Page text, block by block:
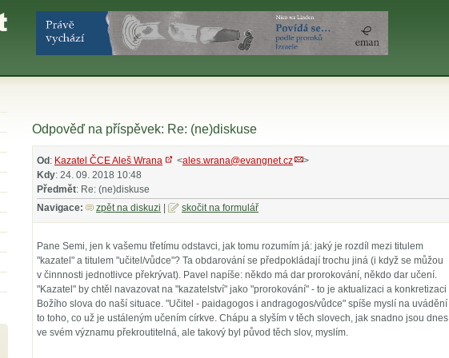
Odpověď na příspěvek: Re: (ne)diskuse
Od : Kazatel ČCE Aleš Wrana <ales.wrana@evangnet.cz
>
Kdy: 24. 09. 2018 10:48
Předmět: Re: (ne)diskuse
Navigace:
zpět na diskuzi skočit na formulář
Pane Semi, jen k vašemu třetímu odstavci, jak tomu rozumím já: jaký je rozdíl mezi titulem
"kazatel" a titulem "učitel/vůdce"? Ta obdarování se předpokládají trochu jiná (i když se můžou
v činnnosti jednotlivce překrývat). Pavel napíše: někdo má dar prorokování, někdo dar učení.
"Kazatel" by chtěl navazovat na "kazatelství" jako "prorokování" - to je aktualizaci a konkretizaci
Božího slova do naší situace. "Učitel - paidagogos i andragogos/vůdce" spíše myslí na uvádění
to toho, co už je ustáleným učením církve. Chápu a slyším v těch slovech, jak snadno jsou dnes
ve svém významu překroutitelná, ale takový byl původ těch slov, myslím.